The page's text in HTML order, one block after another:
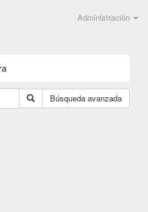
Administración
Búsqueda avanzada